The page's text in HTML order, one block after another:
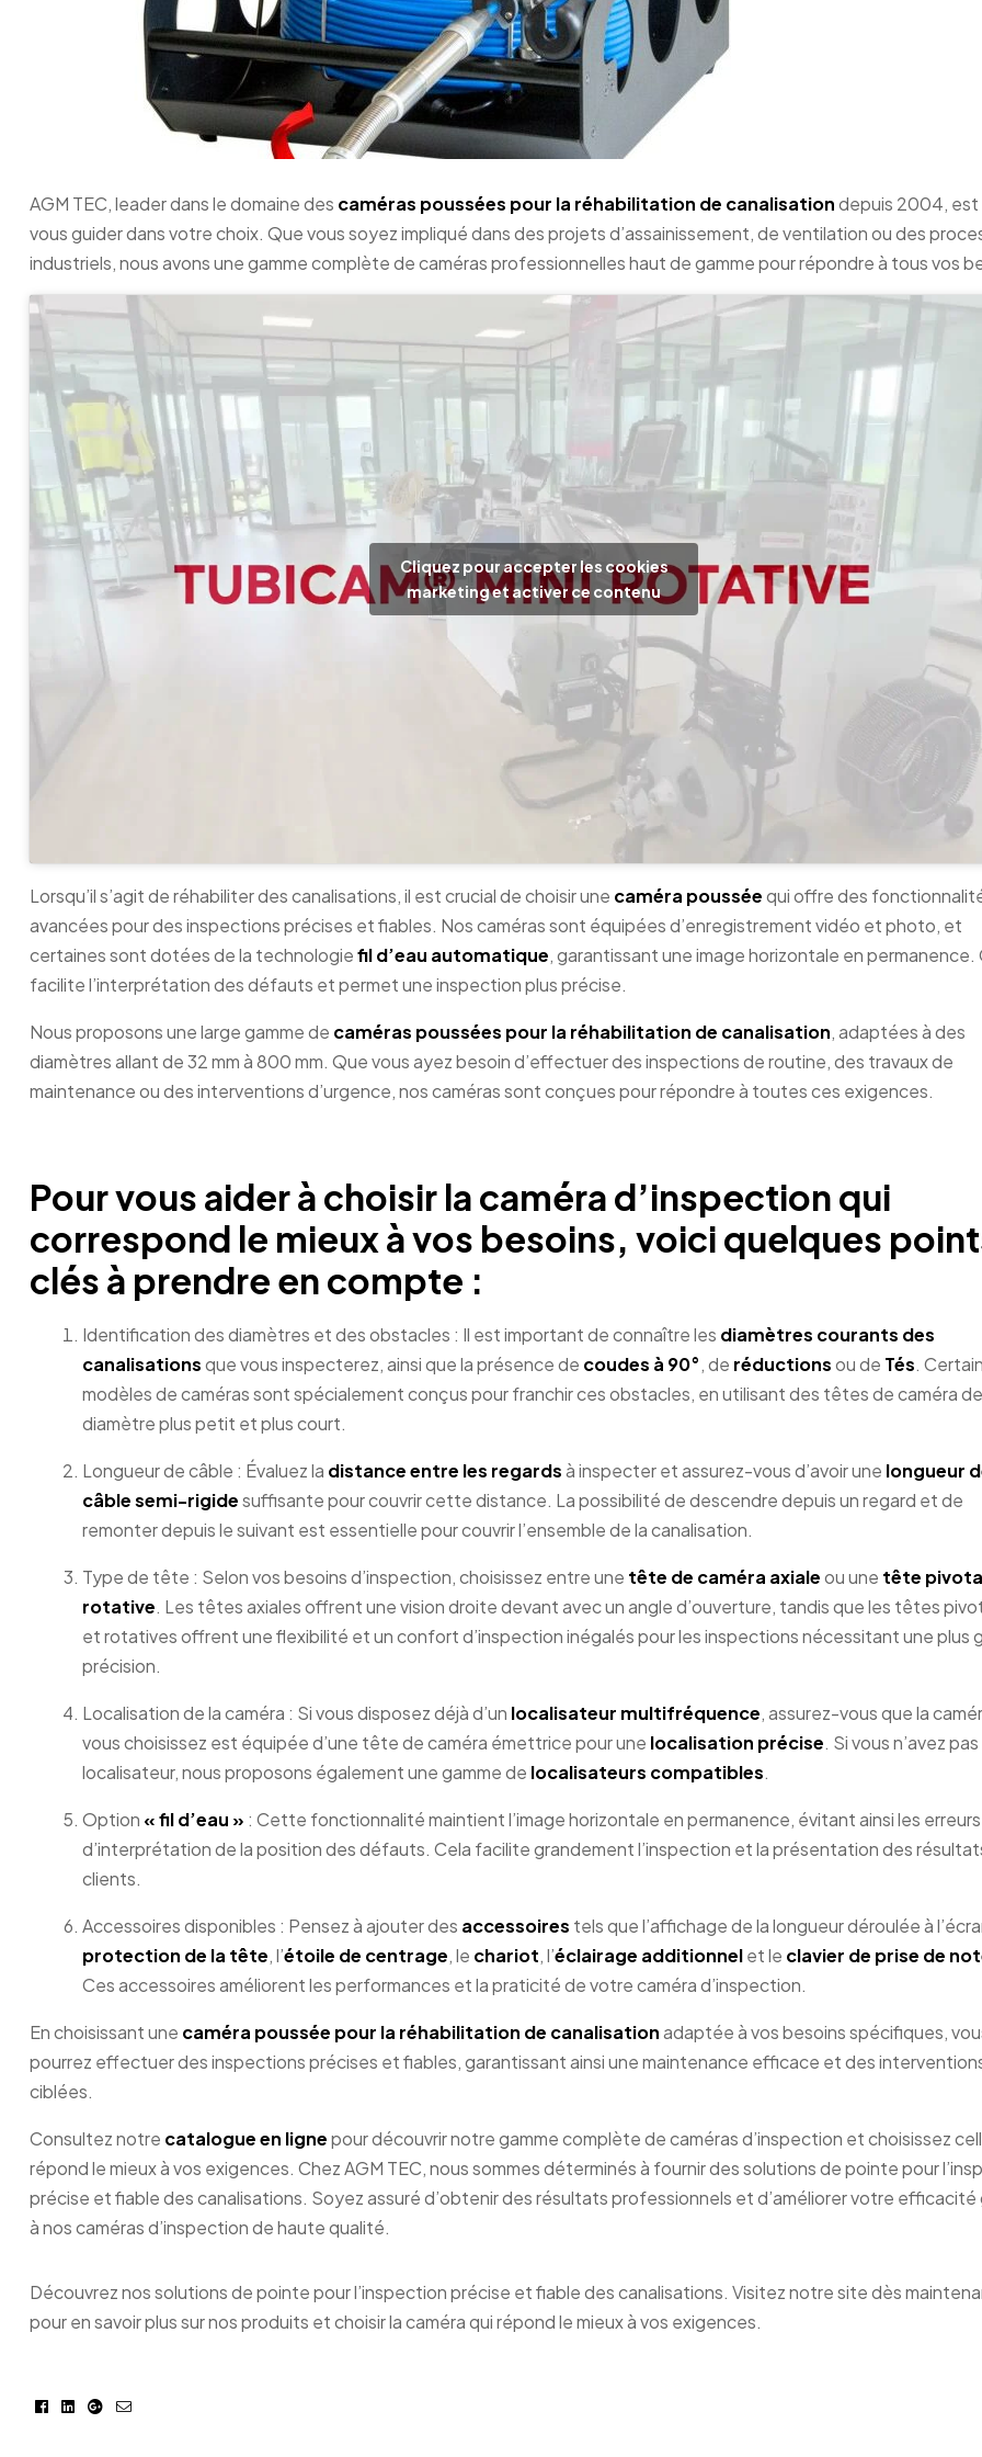
AGM TEC, leader dans le domaine des caméras poussées pour la réhabilitation de canalisationdepuis 2004, est
vous guider dans votre choix. Que vous soyez impliqué dans des projets d’assainissement, de ventilation ou des
industriels, nous avons une gamme complète de caméras professionnelles haut de gamme pour répondre à tous vos
Cliquez pour accepter les cookies
marketing et activer ce contenu
Lorsqu’il s’agit de réhabiliter des canalisations, il est crucial de choisir une caméra pousséequi offre des
avancées pour des inspections précises et fiables. Nos caméras sont équipées d’enregistrement vidéo et photo, et
certaines sont dotées de la technologiefil d’eau automatique, garantissant une image horizontale en permanence.
facilite l’interprétation des défauts et permet une inspection plus précise.
Nous proposons une large gamme de caméras poussées pour la réhabilitation de canalisation, adaptées à des
diamètres allant de 32 mm à 800 mm. Que vous ayez besoin d’effectuer des inspections de routine, des travaux de
maintenance ou des interventions d’urgence, nos caméras sont conçues pour répondre à toutes ces exigences.
Pour vous aider à choisir la caméra d’inspection qui
correspond le mieux à vos besoins, voici quelques
clés à prendre en compte :
Identification des diamètres et des obstacles : Il est important de connaître les diamètres courants des
canalisationsque vous inspecterez, ainsi que la présence de coudes à 90°, de réductionsou de Tés.
modèles de caméras sont spécialement conçus pour franchir ces obstacles, en utilisant des têtes de caméra de
diamètre plus petit et plus court.
Longueur de câble : Évaluez la distance entre les regardsà inspecter et assurez-vous d’avoir une longueur
câble semi-rigidesuffisante pour couvrir cette distance. La possibilité de descendre depuis un regard et de
remonter depuis le suivant est essentielle pour couvrir l’ensemble de la canalisation.
Type de tête : Selon vos besoins d’inspection, choisissez entre une tête de caméra axialeou une tête
rotative. Les têtes axiales offrent une vision droite devant avec un angle d’ouverture, tandis que les têtes
et rotatives offrent une flexibilité et un confort d’inspection inégalés pour les inspections nécessitant une plus
précision.
Localisation de la caméra : Si vous disposez déjà d’un localisateur multifréquence, assurez-vous que la
vous choisissez est équipée d’une tête de caméra émettrice pour une localisation précise. Si vous n’avez
localisateur, nous proposons également une gamme de localisateurs compatibles.
Option « fil d’eau » : Cette fonctionnalité maintient l’image horizontale en permanence, évitant ainsi les erreurs
d’interprétation de la position des défauts. Cela facilite grandement l’inspection et la présentation des
clients.
Accessoires disponibles : Pensez à ajouter des accessoires tels que l’affichage de la longueur déroulée à
protection de la tête, l’étoile de centrage, le chariot, l’éclairage additionnelet le clavier de prise de
Ces accessoires améliorent les performances et la praticité de votre caméra d’inspection.
En choisissant une caméra poussée pour la réhabilitation de canalisationadaptée à vos besoins spécifiques,
pourrez effectuer des inspections précises et fiables, garantissant ainsi une maintenance efficace et des
ciblées.
Consultez notre catalogue en lignepour découvrir notre gamme complète de caméras d’inspection et choisissez
répond le mieux à vos exigences. Chez AGM TEC, nous sommes déterminés à fournir des solutions de pointe pour
précise et fiable des canalisations. Soyez assuré d’obtenir des résultats professionnels et d’améliorer votre efficacité
à nos caméras d’inspection de haute qualité.
Découvrez nos solutions de pointe pour l’inspection précise et fiable des canalisations. Visitez notre site dès
pour en savoir plus sur nos produits et choisir la caméra qui répond le mieux à vos exigences.
Facebook
LinkedinGoogle+
E-